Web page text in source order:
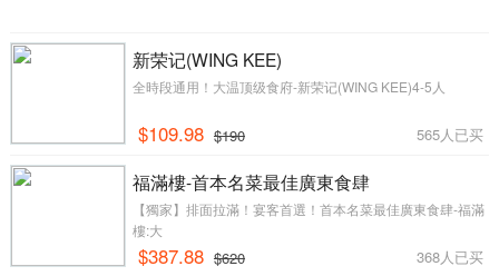
新荣记(WING KEE)
全時段通用！大温顶级食府-新荣记(WING KEE)4-5人
$109.98 $190 565人已买
福滿樓-首本名菜最佳廣東食肆
【獨家】排面拉滿！宴客首選！首本名菜最佳廣東食肆-福滿
樓:大
$387.88 $620 368人已买